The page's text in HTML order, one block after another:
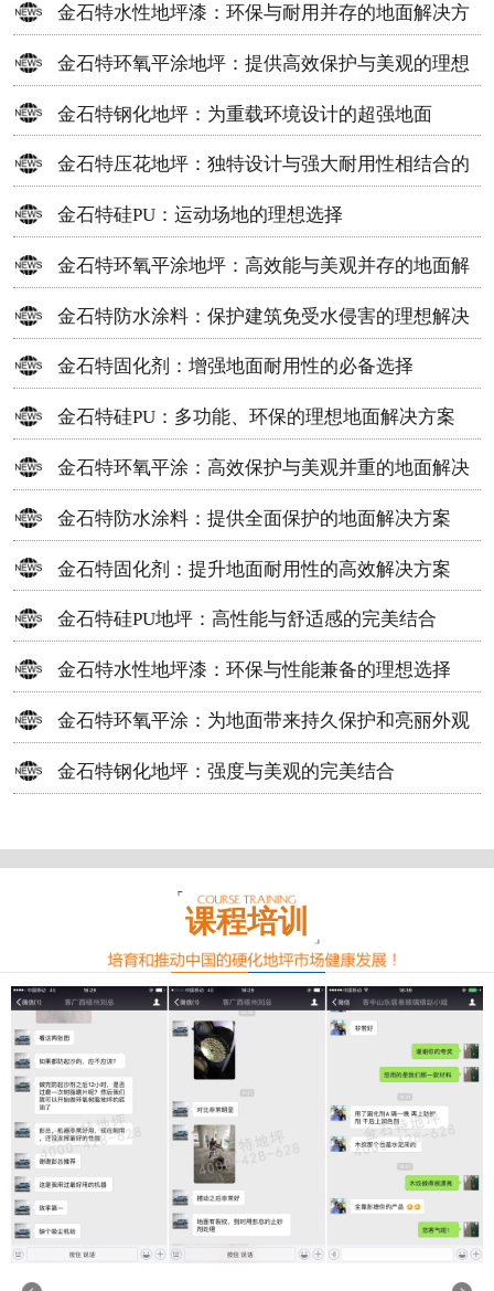
金石特水性地坪漆：环保与耐用并存的地面解决方
案
金石特环氧平涂地坪：提供高效保护与美观的理想
选择
金石特钢化地坪：为重载环境设计的超强地面
金石特压花地坪：独特设计与强大耐用性相结合的
地面材料
金石特硅PU：运动场地的理想选择
金石特环氧平涂地坪：高效能与美观并存的地面解
决方案
金石特防水涂料：保护建筑免受水侵害的理想解决
方案
金石特固化剂：增强地面耐用性的必备选择
金石特硅PU：多功能、环保的理想地面解决方案
金石特环氧平涂：高效保护与美观并重的地面解决
方案
金石特防水涂料：提供全面保护的地面解决方案
金石特固化剂：提升地面耐用性的高效解决方案
金石特硅PU地坪：高性能与舒适感的完美结合
金石特水性地坪漆：环保与性能兼备的理想选择
金石特环氧平涂：为地面带来持久保护和亮丽外观
金石特钢化地坪：强度与美观的完美结合
课程培训